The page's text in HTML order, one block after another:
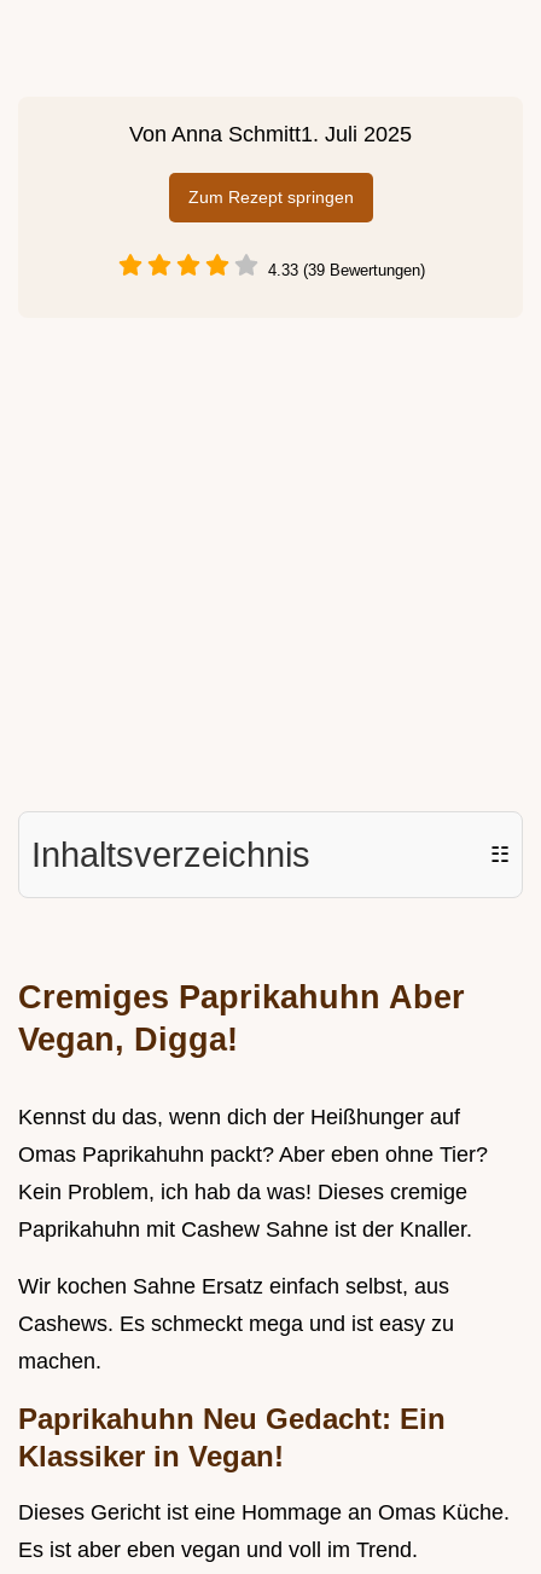
Von Anna Schmitt1. Juli 2025
Zum Rezept springen
4.33 (39 Bewertungen)
Inhaltsverzeichnis ☷
Cremiges Paprikahuhn Aber
Vegan, Digga!
Kennst du das, wenn dich der Heißhunger auf
Omas Paprikahuhn packt? Aber eben ohne Tier?
Kein Problem, ich hab da was! Dieses cremige
Paprikahuhn mit Cashew Sahne ist der Knaller.
Wir kochen Sahne Ersatz einfach selbst, aus
Cashews. Es schmeckt mega und ist easy zu
machen.
Paprikahuhn Neu Gedacht: Ein
Klassiker in Vegan!
Dieses Gericht ist eine Hommage an Omas Küche.
Es ist aber eben vegan und voll im Trend.